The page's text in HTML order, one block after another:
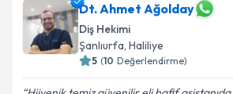
Dt. Ahmet Ağolday
Diş Hekimi
Şanlıurfa, Haliliye
5 (10 Değerlendirme)